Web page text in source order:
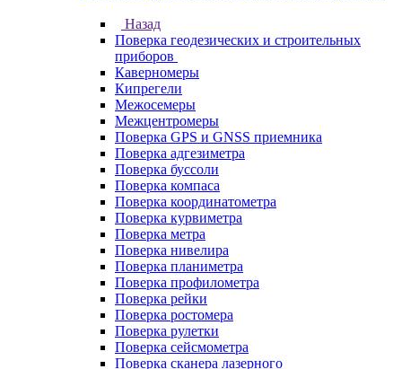
Назад
Поверка геодезических и строительных
приборов
Каверномеры
Кипрегели
Межосемеры
Межцентромеры
Поверка GPS и GNSS приемника
Поверка адгезиметра
Поверка буссоли
Поверка компаса
Поверка координатометра
Поверка курвиметра
Поверка метра
Поверка нивелира
Поверка планиметра
Поверка профилометра
Поверка рейки
Поверка ростомера
Поверка рулетки
Поверка сейсмометра
Поверка сканера лазерного